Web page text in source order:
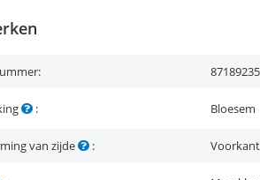
: Bloesem
van zijde :